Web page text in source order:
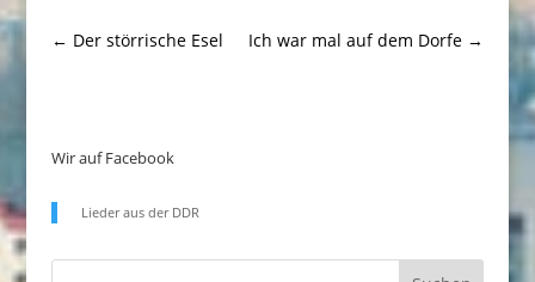
← Der störrische Esel Ich war mal auf dem Dorfe →
Wir auf Facebook
Lieder aus der DDR